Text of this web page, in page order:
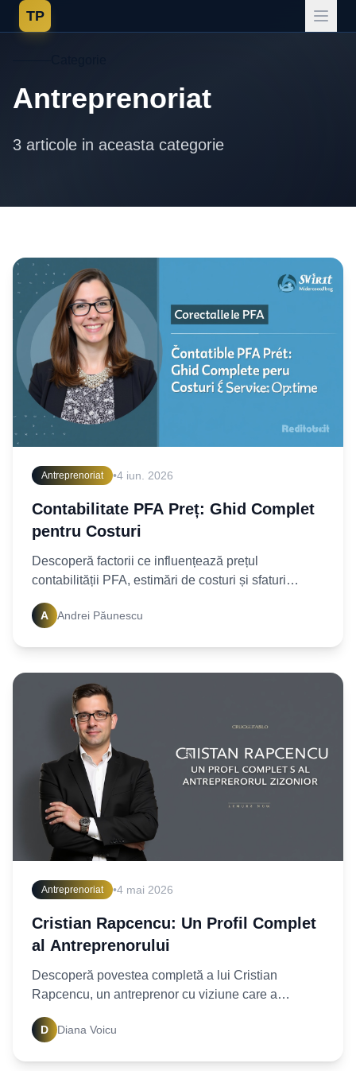
TP
Antreprenoriat
3 articole in aceasta categorie
Antreprenoriat •4 iun. 2026
Contabilitate PFA Preț: Ghid Complet
pentru Costuri
Descoperă factorii ce influențează prețul
contabilității PFA, estimări de costuri și sfaturi
Optimizează-ți bugetul
A Andrei Păunescu
Antreprenoriat •4 mai 2026
Cristian Rapcencu: Un Profil Complet
al Antreprenorului
Descoperă povestea completă a lui Cristian
Rapcencu, un antreprenor cu viziune care a
redefinit succesul în diverse industrii. Află secretele
din spatele
D Diana Voicu